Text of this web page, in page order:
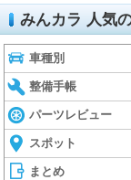
みんカラ 人気
車種別
整備手帳
パーツレビュー
スポット
まとめ